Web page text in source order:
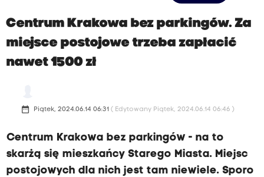
Centrum Krakowa bez parkingów. Za
miejsce postojowe trzeba zapłacić
nawet 1500 zł
date_range Piątek, 2024.06.14 06:31 ( Edytowany Piątek, 2024.06.14 06:46 )
Centrum Krakowa bez parkingów - na to
skarżą się mieszkańcy Starego Miasta. Miejsc
postojowych dla nich jest tam niewiele. Sporo